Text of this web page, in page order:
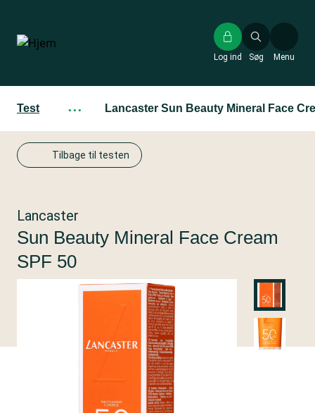
hovedindhold
Søg
Log ind Menu
Test ··· Lancaster Sun Beauty Mineral Face
Tilbage til testen
Lancaster
Sun Beauty Mineral Face Cream
SPF 50